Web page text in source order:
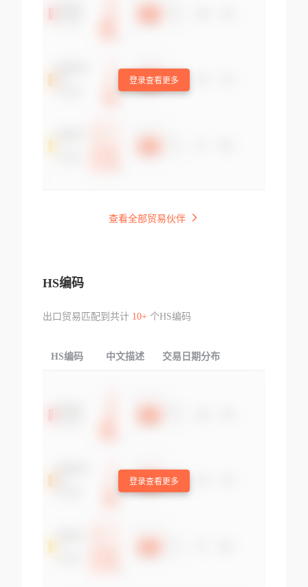
登录查看更多
查看全部贸易伙伴
HS编码
出口贸易匹配到共计 10+个HS编码
HS编码 中文描述 交易日期分布
登录查看更多